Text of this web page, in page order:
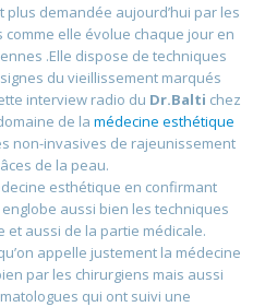
plus demandée aujourd’hui par les
elle évolue chaque jour en
.Elle dispose de techniques
du vieillissement marqués
interview radio du Dr.Balti chez
de la médecine esthétique
non-invasives de rajeunissement
de la peau.
esthétique en confirmant
englobe aussi bien les techniques
et aussi de la partie médicale.
appelle justement la médecine
par les chirurgiens mais aussi
qui ont suivi une